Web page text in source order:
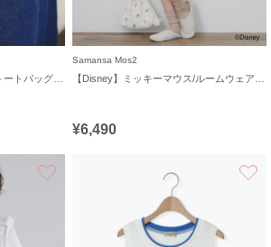
Samansa Mos2
¥6,490